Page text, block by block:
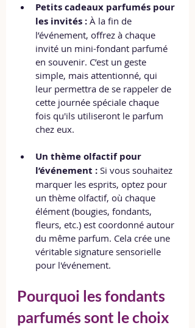
Petits cadeaux parfumés pour
les invités : À la fin de
l’événement, offrez à chaque
invité un mini-fondant parfumé
en souvenir. C’est un geste
simple, mais attentionné, qui
leur permettra de se rappeler de
cette journée spéciale chaque
fois qu'ils utiliseront le parfum
chez eux.
Un thème olfactif pour
l’événement : Si vous souhaitez
marquer les esprits, optez pour
un thème olfactif, où chaque
élément (bougies, fondants,
fleurs, etc.) est coordonné autour
du même parfum. Cela crée une
véritable signature sensorielle
pour l'événement.
Pourquoi les fondants
parfumés sont le choix